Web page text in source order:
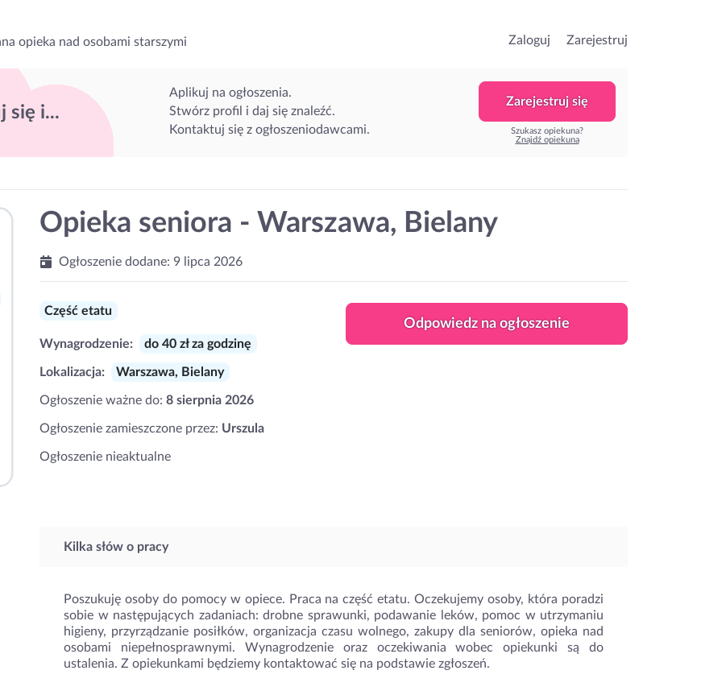
opieka nad osobami starszymi Zaloguj Zarejestruj
się i...
Aplikuj na ogłoszenia.
Stwórz profil i daj się znaleźć.
Kontaktuj się z ogłoszeniodawcami.
Zarejestruj się
Szukasz opiekuna?
Znajdź opiekuna
Opieka seniora - Warszawa, Bielany
Ogłoszenie dodane: 9 lipca 2026
Część etatu
Wynagrodzenie: do 40 zł za godzinę
Lokalizacja: Warszawa, Bielany
Ogłoszenie ważne do: 8 sierpnia 2026
Ogłoszenie zamieszczone przez: Urszula
Ogłoszenie nieaktualne
Odpowiedz na ogłoszenie
Kilka słów o pracy
Poszukuję osoby do pomocy w opiece. Praca na część etatu. Oczekujemy osoby, która poradzi
sobie w następujących zadaniach: drobne sprawunki, podawanie leków, pomoc w utrzymaniu
higieny, przyrządzanie posiłków, organizacja czasu wolnego, zakupy dla seniorów, opieka nad
osobami niepełnosprawnymi. Wynagrodzenie oraz oczekiwania wobec opiekunki są do
ustalenia. Z opiekunkami będziemy kontaktować się na podstawie zgłoszeń.